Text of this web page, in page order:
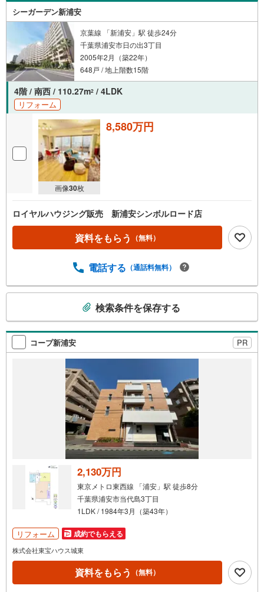
シーガーデン新浦安
京葉線 「新浦安」駅 徒歩24分
千葉県浦安市日の出3丁目
2005年2月（築22年）
648戸 / 地上階数15階
4階 / 南西 / 110.27m2 / 4LDK
リフォーム
画像30枚
8,580万円
ロイヤルハウジング販売 新浦安シンボルロード店
資料をもらう （無料）
電話する （通話料無料）
検
索
条
マ
イ
ペ
ジ
検索条件を保存する
コープ新浦安 PR
2,130万円
東京メトロ東西線 「浦安」駅 徒歩8分
千葉県浦安市当代島3丁目
1LDK / 1984年3月（築43年）
リフォーム 成約でもらえる
株式会社東宝ハウス城東
資料をもらう （無料）